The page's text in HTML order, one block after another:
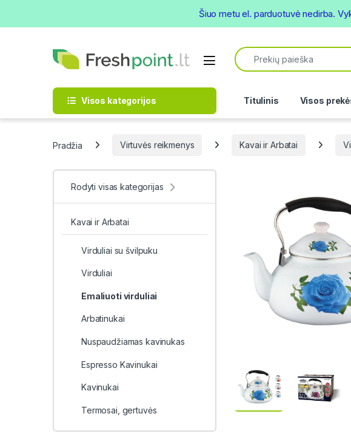
Open
Search for:
Visos kategorijos Titulinis Visos
Pradžia Virtuvės reikmenys Kavai ir Arbatai
Rodyti visas kategorijas
Kavai ir Arbatai
Virduliai su švilpuku
Virduliai
Emaliuoti virduliai
Arbatinukai
Nuspaudžiamas kavinukas
Espresso Kavinukai
Kavinukai
Termosai, gertuvės
Šiuo metu el. parduotuvė nedirba.